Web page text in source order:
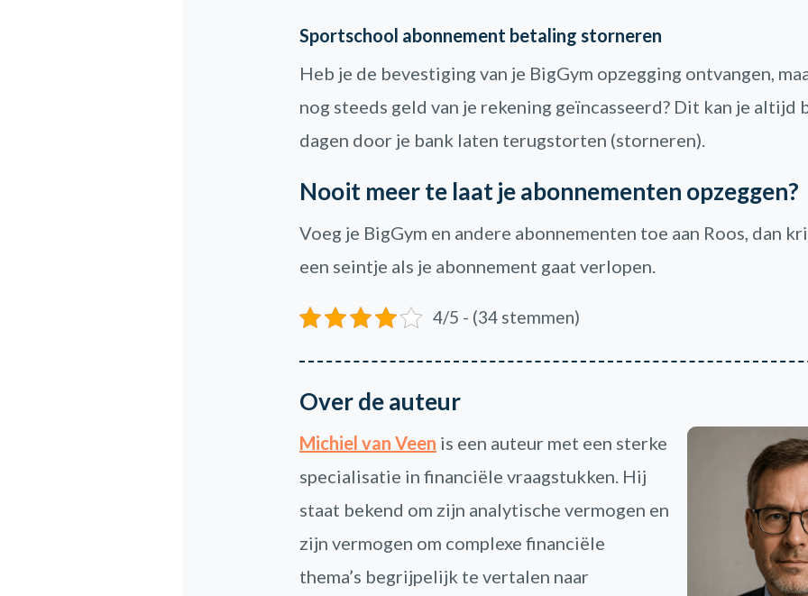
Sportschool abonnement betaling storneren
Heb je de bevestiging van je BigGym opzegging ontvangen,
nog steeds geld van je rekening geïncasseerd? Dit kan je altijd
dagen door je bank laten terugstorten (storneren).
Nooit meer te laat je abonnementen opzeggen?
Voeg je BigGym en andere abonnementen toe aan Roos, dan
een seintje als je abonnement gaat verlopen.
4/5 - (34 stemmen)
Over de auteur
Michiel van Veen is een auteur met een sterke
specialisatie in financiële vraagstukken. Hij
staat bekend om zijn analytische vermogen en
zijn vermogen om complexe financiële
thema’s begrijpelijk te vertalen naar